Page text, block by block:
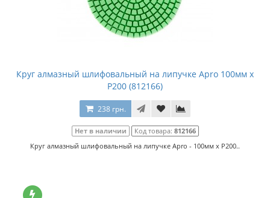
Круг алмазный шлифовальный на липучке Apro 100мм x
P200 (812166)
238 грн.
Нет в наличии Код товара: 812166
Круг алмазный шлифовальный на липучке Apro - 100мм x P200..